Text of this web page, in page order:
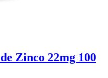
Zinco 22mg 100